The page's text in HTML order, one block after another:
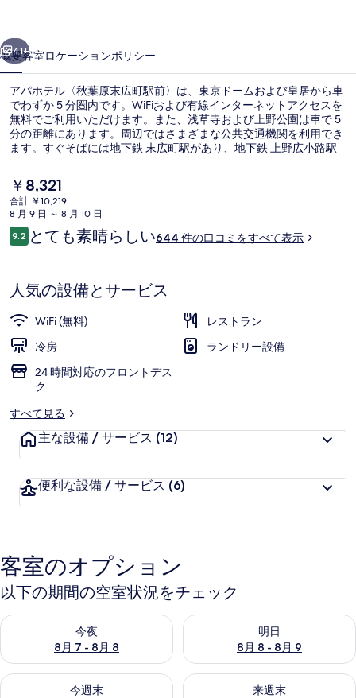
原
末
広
町
駅
前〉
の
写
真
ギ
ャ
ラ
リ
ー
41+
概要客室ロケーションポリシー
アパホテル〈秋葉原末広町駅前〉は、東京ドームおよび皇居から車
でわずか 5 分圏内です。WiFiおよび有線インターネットアクセスを
無料でご利用いただけます。また、浅草寺および上野公園は車で 5
分の距離にあります。周辺ではさまざまな公共交通機関を利用でき
ます。すぐそばには地下鉄 末広町駅があり、地下鉄 上野広小路駅
現
在
の
料
金
で
す
￥8,321
合計 ￥10,219
8 月 9 日 ～ 8 月 10 日
口
コ
9.210段階中9.2
とても素晴らしい644 件の口コミをすべて表示
人気の設備とサービス
WiFi (無料)
レストラン
冷房
ランドリー設備
24 時間対応のフロントデス
ク
すべて見る
主な設備 / サービス (12)
便利な設備 / サービス (6)
客室のオプション
以下の期間の空室状況をチェック
今夜
8月 7 - 8月 8
今夜 8月 7 - 8月 8 の空室状況をチェック
明日
8月 8 - 8月 9
明日 8月 8 - 8月 9 の空室状況
今週末
今週末 8月 7 - 8月 9 の空室状況をチェック
来週末
来週末 8月 14 - 8月 16 の空室